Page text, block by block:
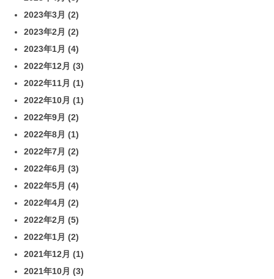
2023年3月 (2)
2023年2月 (2)
2023年1月 (4)
2022年12月 (3)
2022年11月 (1)
2022年10月 (1)
2022年9月 (2)
2022年8月 (1)
2022年7月 (2)
2022年6月 (3)
2022年5月 (4)
2022年4月 (2)
2022年2月 (5)
2022年1月 (2)
2021年12月 (1)
2021年10月 (3)